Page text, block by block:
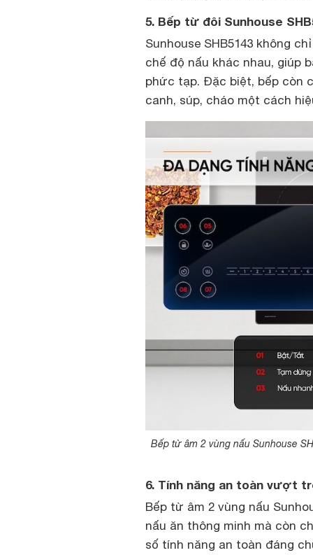
5. Bếp từ đôi Sunhouse
Sunhouse SHB5143 không
chế độ nấu khác nhau, giúp
phức tạp. Đặc biệt, bếp còn
canh, súp, cháo một cách
Bếp từ âm 2 vùng nấu Sunhouse
6. Tính năng an toàn vượt
Bếp từ âm 2 vùng nấu
nấu ăn thông minh mà còn
số tính năng an toàn đáng